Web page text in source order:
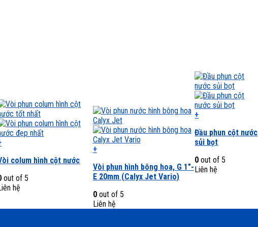
colum hình cột nước
out of 5
hệ
+
phẩm
này
nhiều
biến
Vòi phun hình bông hoa, G 1″-
E 20mm (Calyx Jet Vario)
0out of 5
Liên hệ
+
phẩm
này
nhiều
biến
chọn
Đầu phun cột nước
sủi bọt
0 out of 5
Liên hệ